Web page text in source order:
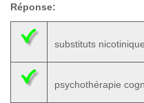
Réponse:
substituts
psychothérapie